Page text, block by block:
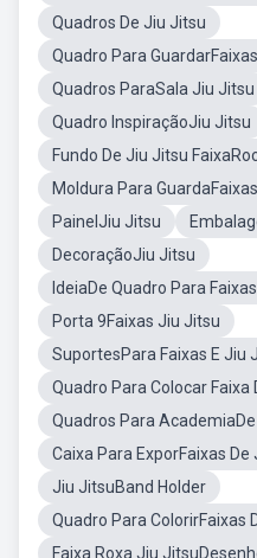
Quadros De Jiu Jitsu
Quadro Para
Quadros ParaSala Jiu Jitsu
Quadro InspiraçãoJiu Jitsu
Fundo De Jiu Jitsu
Moldura Para
PainelJiu Jitsu
DecoraçãoJiu Jitsu
IdeiaDe Quadro Para
Porta 9Faixas Jiu Jitsu
SuportesPara Faixas E Jiu
Quadro Para Colocar Faixa
Quadros Para
Caixa Para ExporFaixas De
Jiu JitsuBand Holder
Quadro Para ColorirFaixas
Faixa Roxa Jiu